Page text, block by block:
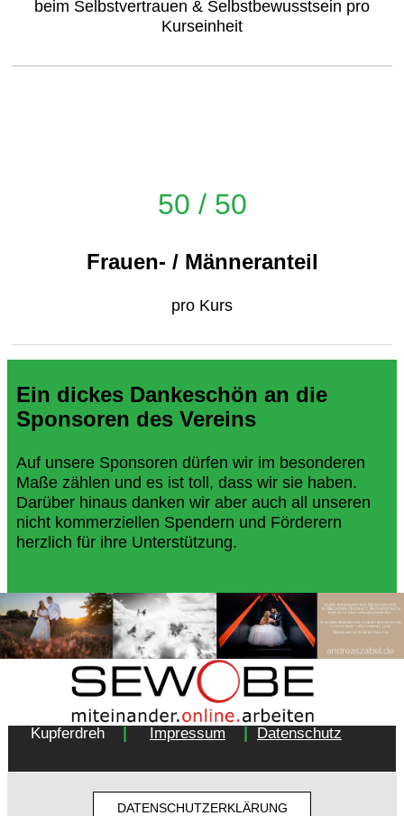
beim Selbstvertrauen & Selbstbewusstsein pro
Kurseinheit
50 / 50
Frauen- / Männeranteil
pro Kurs
Ein dickes Dankeschön an die
Sponsoren des Vereins
Auf unsere Sponsoren dürfen wir im besonderen
Maße zählen und es ist toll, dass wir sie haben.
Darüber hinaus danken wir aber auch all unseren
nicht kommerziellen Spendern und Förderern
herzlich für ihre Unterstützung.
Copyright 2018 - Turnverein 1877 e.V. Essen-
Kupferdreh
| Impressum | Datenschutz
DATENSCHUTZERKLÄRUNG